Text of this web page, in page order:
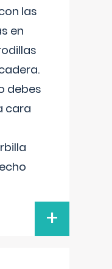
las
en
debes
cara
+